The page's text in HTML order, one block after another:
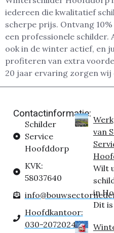
iedereen die kwalitatief
scherpe prijs. Ontvang
een professionele
ook in de winter actief, en
profiteren van extra
20 jaar ervaring zorgen
Contactinformatie:
Schilder
Service
Hoofddorp
KVK:
58037640
Hoofdkantoor:
030-2072024
van
Wilt
in
Dit